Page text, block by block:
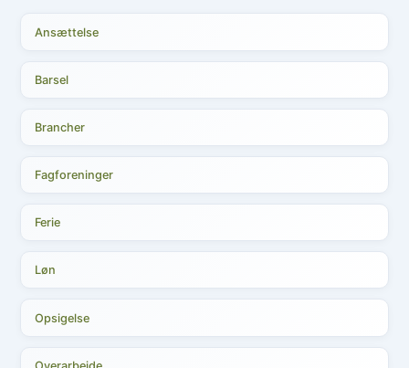
Ansættelse
Barsel
Brancher
Fagforeninger
Ferie
Løn
Opsigelse